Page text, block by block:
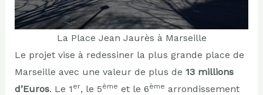
La Place Jean Jaurès à Marseille
Le projet vise à redessiner la plus grande place de
Marseille avec une valeur de plus de 13 millions
d’Euros. Le 1 er, le 5ème et le 6ème arrondissement